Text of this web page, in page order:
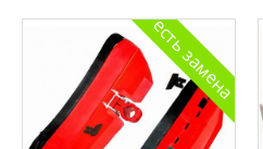
есть замена